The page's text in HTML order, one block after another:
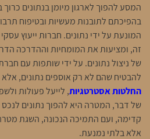
המסע להפוך לארגון מיומן בנתונים כרוך
בהפיכתם לתובנות מעשיות ובטיפוח
המונעת על ידי נתונים. חברות ייעוץ
זה, ומציעות את המומחיות וההדרכה
של ניצול נתונים. על ידי שותפות עם
להבטיח שהם לא רק אוספים נתונים,
החלטות אסטרטגיות, לייעל פעולות
של דבר, המטרה היא להפוך נתונים
קדימה, ועם התמיכה הנכונה, השגת
אלא בלתי נמנעת.